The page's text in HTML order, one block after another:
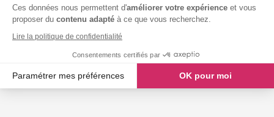
Ces données nous permettent d'améliorer votre expérience et vous
proposer du contenu adapté à ce que vous recherchez.
Lire la politique de confidentialité
Consentements certifiés par
Paramétrer mes préférences OK pour moi